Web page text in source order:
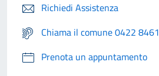
Richiedi Assistenza
Chiama il comune 0422 8461
Prenota un appuntamento